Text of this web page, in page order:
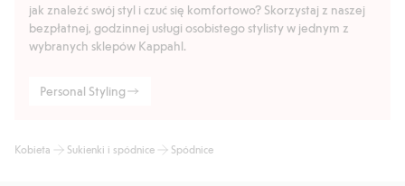
jak znaleźć swój styl i czuć się komfortowo? Skorzystaj z naszej
bezpłatnej, godzinnej usługi osobistego stylisty w jednym z
wybranych sklepów Kappahl.
Personal Styling
Kobieta Sukienki i spódnice Spódnice